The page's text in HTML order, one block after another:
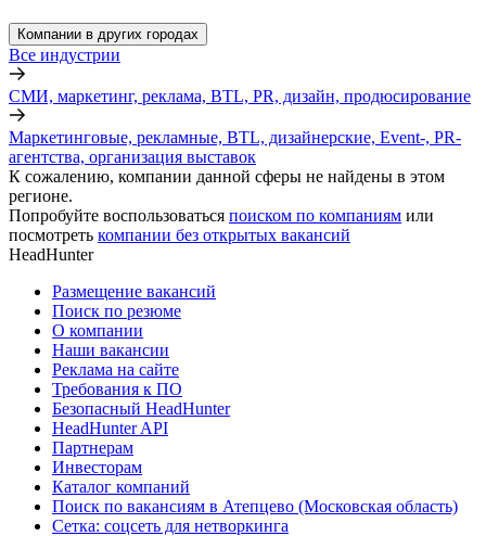
Компании в других городах
Все индустрии
СМИ, маркетинг, реклама, BTL, PR, дизайн, продюсирование
Маркетинговые, рекламные, BTL, дизайнерские, Event-, PR-
агентства, организация выставок
К сожалению, компании данной сферы не найдены в этом
регионе.
Попробуйте воспользоваться поиском по компаниям или
посмотреть компании без открытых вакансий
HeadHunter
Размещение вакансий
Поиск по резюме
О компании
Наши вакансии
Реклама на сайте
Требования к ПО
Безопасный HeadHunter
HeadHunter API
Партнерам
Инвесторам
Каталог компаний
Поиск по вакансиям в Атепцево (Московская область)
Сетка: соцсеть для нетворкинга